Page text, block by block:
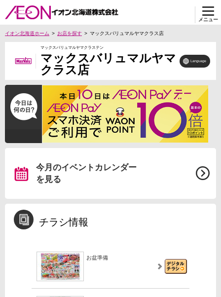
メニュー
イオン北海道ホーム お店を探す マックスバリュマルヤマクラス店
マックスバリュマルヤマクラステン
マックスバリュマルヤマ
クラス店
Language
今月のイベントカレンダー
を見る
チラシ情報
お盆準備